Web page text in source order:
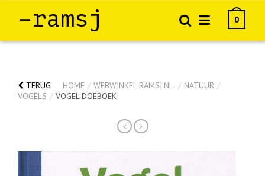
–ramsj 0
TERUG HOME / WEBWINKEL RAMSJ.NL / NATUUR /
VOGELS / VOGEL DOEBOEK
< >